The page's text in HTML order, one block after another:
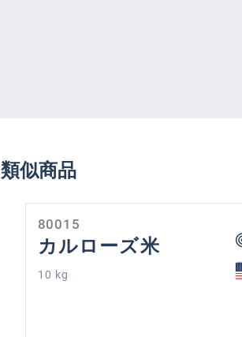
類似商品
80015
カルローズ米
10 kg